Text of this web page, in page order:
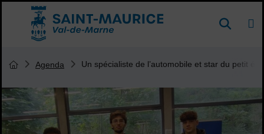
Menu de raccourcis
Accueil ville de Saint-Maurice DE
Vous êtes ici :
Page d'accueil du site
Agenda Un spécialiste de l’automobile et star du petit